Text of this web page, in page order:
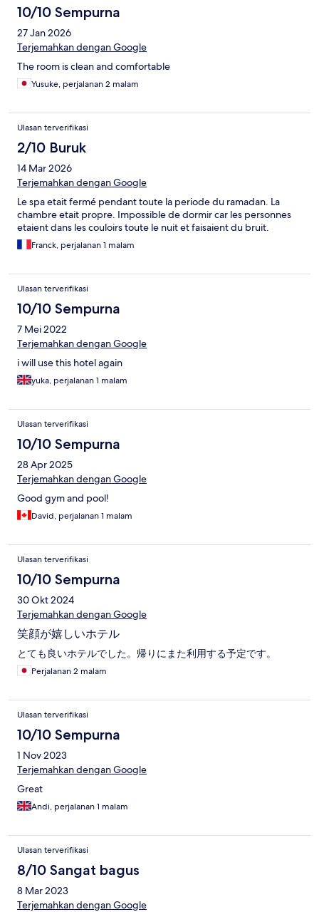
10/10 Sempurna
27 Jan 2026
Terjemahkan dengan Google
The room is clean and comfortable
Yusuke, perjalanan 2 malam
Ulasan terverifikasi
2/10 Buruk
14 Mar 2026
Terjemahkan dengan Google
Le spa etait fermé pendant toute la periode du ramadan. La
chambre etait propre. Impossible de dormir car les personnes
etaient dans les couloirs toute le nuit et faisaient du bruit.
Franck, perjalanan 1 malam
Ulasan terverifikasi
10/10 Sempurna
7 Mei 2022
Terjemahkan dengan Google
i will use this hotel again
yuka, perjalanan 1 malam
Ulasan terverifikasi
10/10 Sempurna
28 Apr 2025
Terjemahkan dengan Google
Good gym and pool!
David, perjalanan 1 malam
Ulasan terverifikasi
10/10 Sempurna
30 Okt 2024
Terjemahkan dengan Google
笑顔が嬉しいホテル
とても良いホテルでした。帰りにまた利用する予定です。
Perjalanan 2 malam
Ulasan terverifikasi
10/10 Sempurna
1 Nov 2023
Terjemahkan dengan Google
Great
Andi, perjalanan 1 malam
Ulasan terverifikasi
8/10 Sangat bagus
8 Mar 2023
Terjemahkan dengan Google